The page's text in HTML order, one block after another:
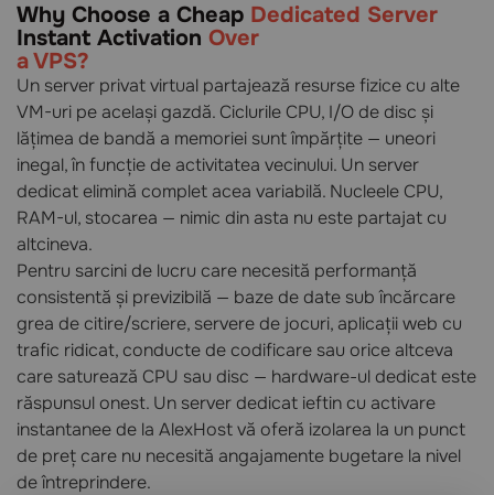
Why Choose a Cheap Dedicated Server
Instant Activation Over
a VPS?
Un server privat virtual partajează resurse fizice cu alte
VM-uri pe același gazdă. Ciclurile CPU, I/O de disc și
lățimea de bandă a memoriei sunt împărțite — uneori
inegal, în funcție de activitatea vecinului. Un server
dedicat elimină complet acea variabilă. Nucleele CPU,
RAM-ul, stocarea — nimic din asta nu este partajat cu
altcineva.
Pentru sarcini de lucru care necesită performanță
consistentă și previzibilă — baze de date sub încărcare
grea de citire/scriere, servere de jocuri, aplicații web cu
trafic ridicat, conducte de codificare sau orice altceva
care saturează CPU sau disc — hardware-ul dedicat este
răspunsul onest. Un server dedicat ieftin cu activare
instantanee de la AlexHost vă oferă izolarea la un punct
de preț care nu necesită angajamente bugetare la nivel
de întreprindere.